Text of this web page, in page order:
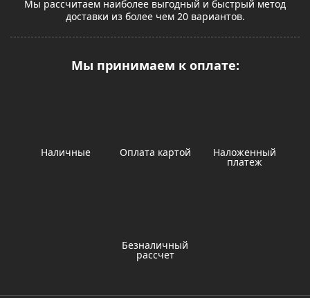
Мы рассчитаем наиболее выгодный и быстрый метод
доставки из более чем 20 вариантов.
Мы принимаем к оплате:
Наличные Оплата картой Наложенный
платеж
Безналичный
рассчет